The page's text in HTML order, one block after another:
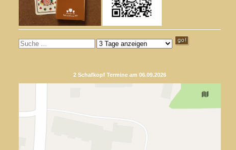
2 Schafkopf Termine am 06.09.2026